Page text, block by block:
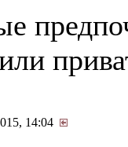
14:04